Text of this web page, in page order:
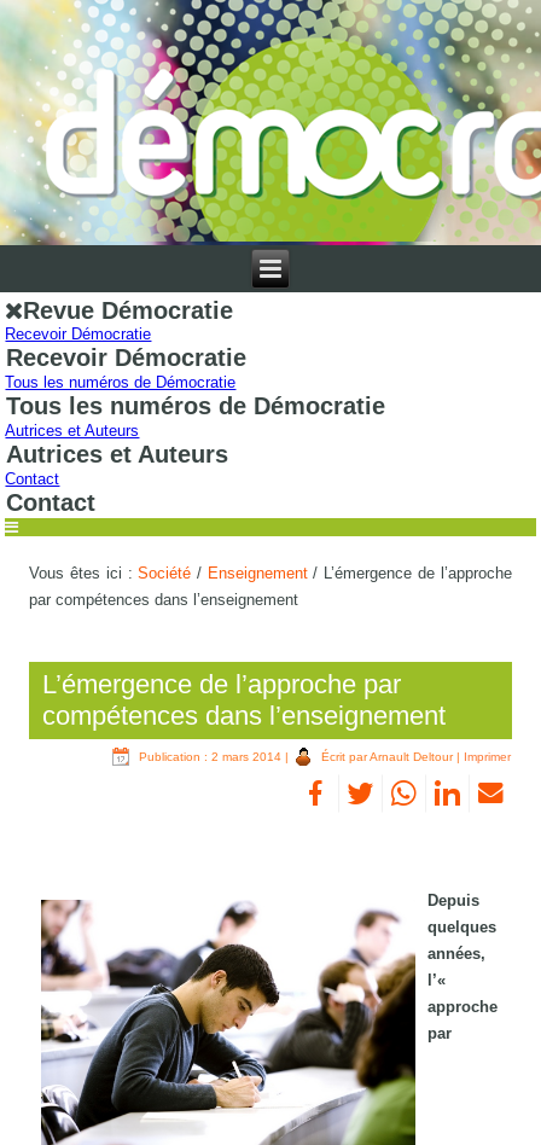
Revue Démocratie
Recevoir Démocratie
Recevoir Démocratie
Tous les numéros de Démocratie
Tous les numéros de Démocratie
Autrices et Auteurs
Autrices et Auteurs
Contact
Contact
Vous êtes ici :Société / Enseignement/ L’émergence de l’approche
par compétences dans l’enseignement
L’émergence de l’approche par
compétences dans l’enseignement
Publication : 2 mars 2014| Écrit par Arnault Deltour| Imprimer
Depuis
quelques
années,
l’«
approche
par